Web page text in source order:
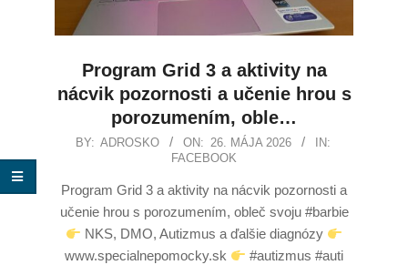
Program Grid 3 a aktivity na
nácvik pozornosti a učenie hrou s
porozumením, oble…
BY: ADROSKO ON: 26. MÁJA 2026
IN:
FACEBOOK
Program Grid 3 a aktivity na nácvik pozornosti a
učenie hrou s porozumením, obleč svoju #barbie
NKS, DMO, Autizmus a ďalšie diagnózy
www.specialnepomocky.sk
#autizmus #auti